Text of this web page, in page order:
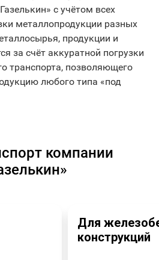
с учётом всех
металлопродукции разных
продукции и
за счёт аккуратной погрузки
транспорта, позволяющего
любого типа «под
компании
Для
конструкций